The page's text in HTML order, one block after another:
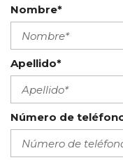
Nombre*
Apellido*
Número de